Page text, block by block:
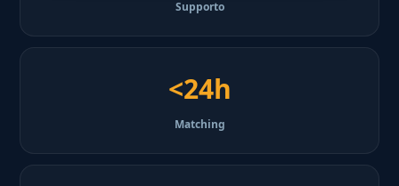
Supporto
<24h
Matching